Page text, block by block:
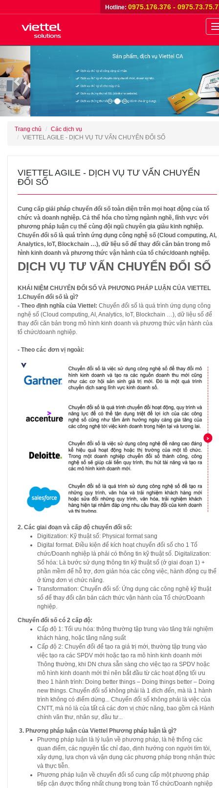
Hotline: 0975.176.376 -
Trang chủ
Các dịch vụ
VIETTEL AGILE - DỊCH VỤ TƯ VẤN CHUYỂN ĐỔI SỐ
VIETTEL AGILE - DỊCH VỤ TƯ VẤN CHUYỂN
ĐỔI SỐ
Cung cấp giải pháp chuyển đổi số toàn diện trên mọi hoạt động của tổ
chức và doanh nghiệp. Cả thể hóa cho từng ngành nghề, lĩnh vực với
phương pháp luận cụ thể cùng đội ngũ chuyên gia giàu kinh nghiệp.
Chuyển đổi số là quá trình ứng dụng công nghệ số (Cloud computing, AI,
Analytics, IoT, Blockchain …), dữ liệu số để thay đổi căn bản trong mô
hình kinh doanh và phương thức vận hành của tổ chức/doanh nghiệp.
DỊCH VỤ TƯ VẤN CHUYỂN ĐỔI SỐ
KHÁI NIỆM CHUYỂN ĐỔI SỐ VÀ PHƯƠNG PHÁP LUẬN CỦA VIETTEL
1.Chuyển đổi số là gì?
- Theo định nghĩa của Viettel: Chuyển đổi số là quá trình ứng dụng công
nghệ số (Cloud computing, AI, Analytics, IoT, Blockchain …), dữ liệu số để
thay đổi căn bản trong mô hình kinh doanh và phương thức vận hành của
tổ chức/doanh nghiệp.
- Theo các đơn vị ngoài:
2. Các giai đoạn và cấp độ chuyển đổi số:
Digitization: Kỹ thuật số: Physical format sang
Digital format. Điều kiện để kích hoạt chuyển đổi số cho 1 Tổ
chức/Doanh nghiệp là phải có thông tin kỹ thuật số. Digitalization:
Số hóa: Là bước sử dụng thông tin kỹ thuật số (ở giai đoạn 1) +
phần mềm để hỗ trợ, đơn giản hóa các công việc, hành động cụ thể
ở từng đơn vị chức năng.
Transformation: Chuyển đổi số: Ứng dụng các công nghệ kỹ thuật
số để thay đổi căn bản cách thức vận hành của Tổ chức/Doanh
nghiệp.
Chuyển đổi số có 2 cấp độ:
Cấp độ 1: Tối ưu hóa: thông thường tập trung vào tăng trải nghiệm
khách hàng, hoặc tăng năng suất
Cấp độ 2: Chuyển đổi để tạo ra giá trị mới, thường tập trung vào
việc tạo ra các SPDV mới hoặc tạo ra mô hình kinh doanh mới
Thông thường, khi DN chưa sẵn sàng cho việc tạo ra SPDV hoặc
mô hình kinh doanh mới thì nên bắt đầu từ các hoạt động tối ưu
theo 1 hành trình: Doing better things – Doing things better – Doing
new things. Chuyển đổi số không phải là 1 đích đến, mà là 1 hành
trình không có điểm dừng... Chuyển đổi số không phải là việc của
CNTT, mà nó là của tất cả các đơn vị chức năng, bao gồm cả Hành
chính văn thư, nhân sự, đầu tư...
3. Phương pháp luận của Viettel Phương pháp luận là gì?
Phương pháp luận là lý luận về phương pháp, là hệ thống các
quan điểm, các nguyên tắc chỉ đạo, định hướng con người tìm tòi,
xây dựng, lựa chọn và vận dụng các phương pháp trong nhận thức
và thực tiễn.
Phương pháp luận về chuyển đổi số cung cấp một phương pháp
tiếp cận được thống nhất chung trong toàn Tổ chức/Doanh nghiệp